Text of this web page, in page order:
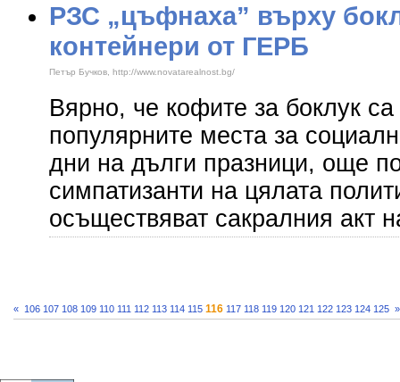
РЗС „цъфнаха” върху
контейнери от ГЕРБ
Петър Бучков, http://www.novatarealnost.bg/
Вярно, че кофите за боклук
популярните места за
дни на дълги празници, още
симпатизанти на цялата
осъществяват сакралния акт
« 106 107 108 109 110 111 112 113 114 115 116 117 118 119 120 121 122 123 124 125 »